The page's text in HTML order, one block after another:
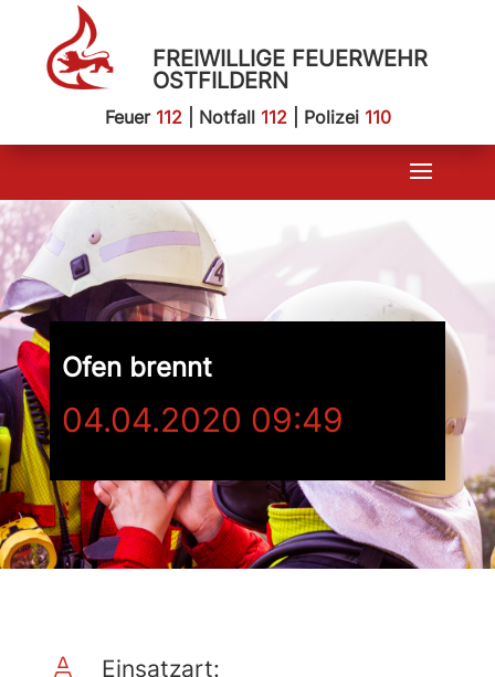
FREIWILLIGE FEUERWEHR
OSTFILDERN
Feuer 112| Notfall 112| Polizei 110
Ofen brennt
04.04.2020 09:49
 Einsatzart: